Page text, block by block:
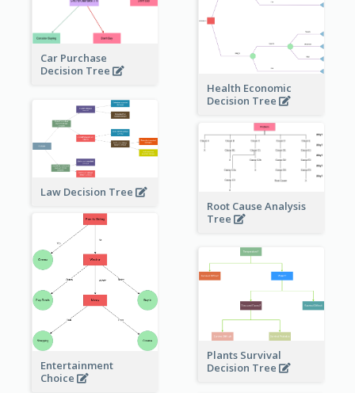
Car Purchase
Decision Tree
Health Economic
Decision Tree
Law Decision Tree
Root Cause Analysis
Tree
Entertainment
Choice
Plants Survival
Decision Tree